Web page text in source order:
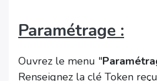
Paramétrage :
Ouvrez le menu "
Renseignez la clé Token